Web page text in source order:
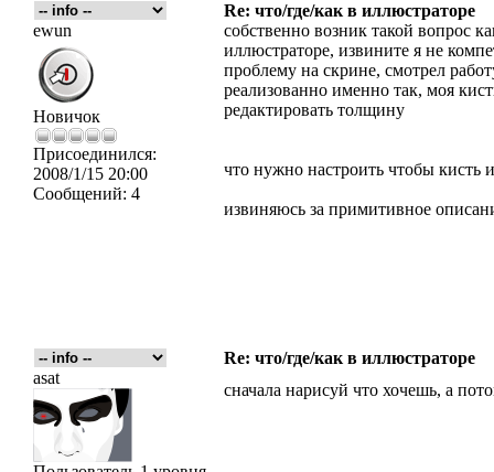
Re: что/где/как в иллюстраторе
ewun
Новичок
Присоединился:
2008/1/15 20:00
Сообщений: 4
собственно возник такой вопрос
иллюстраторе, извините я не
проблему на скрине, смотрел
реализованно именно так, моя
редактировать толщину
что нужно настроить чтобы кисть
извиняюсь за примитивное
Re: что/где/как в иллюстраторе
asat
сначала нарисуй что хочешь, а